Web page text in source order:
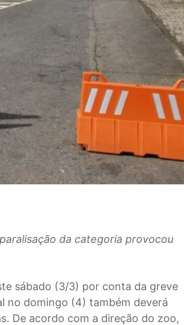
da categoria provocou
sábado (3/3) por conta da greve
no domingo (4) também deverá
De acordo com a direção do zoo,